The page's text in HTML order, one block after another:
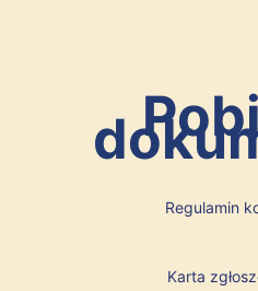
Regulamin
Karta